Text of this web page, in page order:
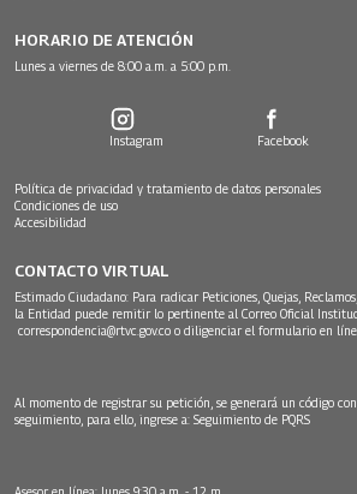
HORARIO DE ATENCIÓN
Lunes a viernes de 8:00 a.m. a 5:00 p.m.
Instagram Facebook
Política de privacidad y tratamiento de datos personales
Condiciones de uso
Accesibilidad
CONTACTO VIRTUAL
Estimado Ciudadano: Para radicar Peticiones, Quejas,
la Entidad puede remitir lo pertinente al Correo Oficial
correspondencia@rtvc.gov.co o diligenciar el formulario en
Al momento de registrar su petición, se generará un código
seguimiento, para ello, ingrese a: Seguimiento de PQRS